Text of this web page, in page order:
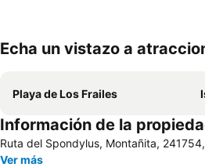
Echa un vistazo a
Playa de Los Frailes
Información de la
Ruta del Spondylus, Montañita,
Ver más